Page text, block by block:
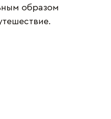
образом